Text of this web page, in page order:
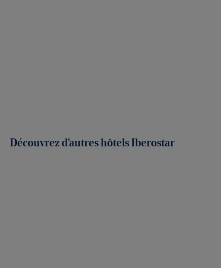
Découvrez d’autres hôtels Iberostar